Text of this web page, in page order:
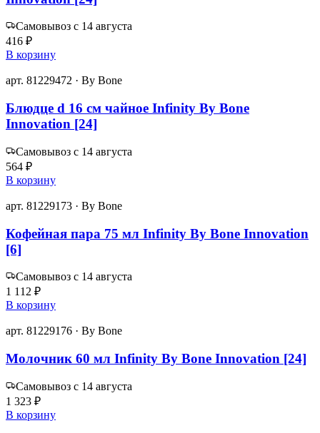
Самовывоз с 14 августа
416 ₽
В корзину
арт. 81229472 · By Bone
Блюдце d 16 см чайное Infinity By Bone
Innovation [24]
Самовывоз с 14 августа
564 ₽
В корзину
арт. 81229173 · By Bone
Кофейная пара 75 мл Infinity By Bone Innovation
[6]
Самовывоз с 14 августа
1 112 ₽
В корзину
арт. 81229176 · By Bone
Молочник 60 мл Infinity By Bone Innovation [24]
Самовывоз с 14 августа
1 323 ₽
В корзину